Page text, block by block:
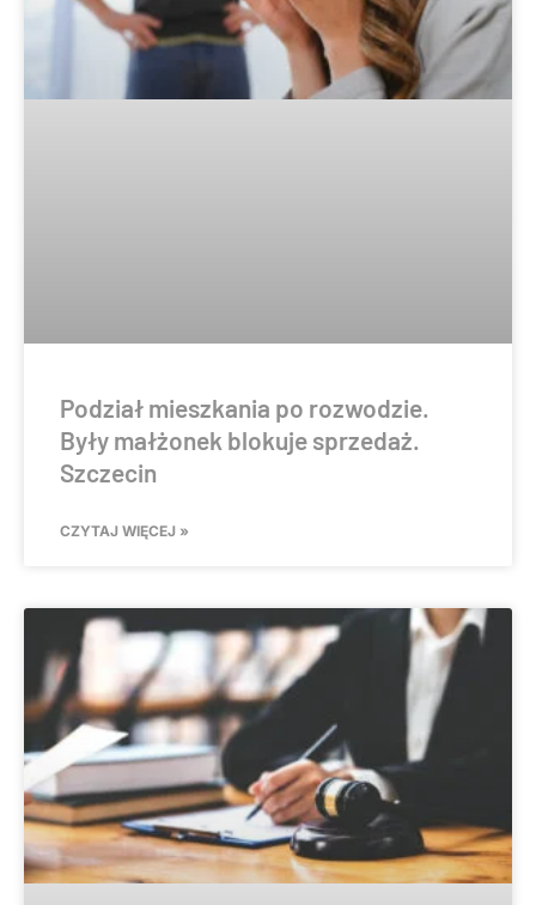
Podział mieszkania po rozwodzie.
Były małżonek blokuje sprzedaż.
Szczecin
CZYTAJ WIĘCEJ »